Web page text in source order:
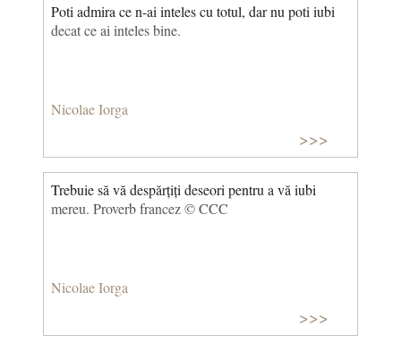
Poti admira ce n-ai inteles cu totul, dar nu poti iubi
decat ce ai inteles bine.
Nicolae Iorga
>>>
Trebuie să vă despărțiți deseori pentru a vă iubi
mereu. Proverb francez © CCC
Nicolae Iorga
>>>